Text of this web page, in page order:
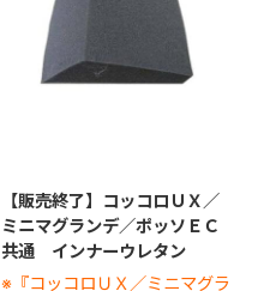
【販売終了】コッコロＵＸ／
ミニマグランデ／ポッソＥＣ
共通 インナーウレタン
※『コッコロＵＸ／ミニマグラ